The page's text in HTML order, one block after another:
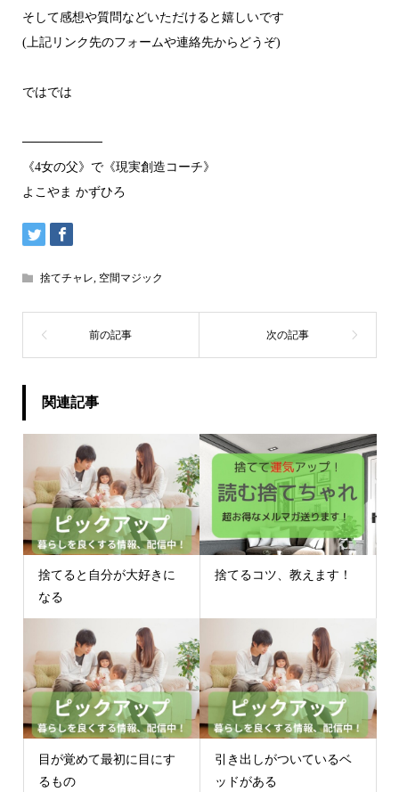
そして感想や質問などいただけると嬉しいです
(上記リンク先のフォームや連絡先からどうぞ)
ではでは
─────────
《4女の父》で《現実創造コーチ》
よこやま かずひろ
捨てチャレ, 空間マジック
関連記事
捨てると自分が大好きに
なる
捨てるコツ、教えます！
目が覚めて最初に目にす
るもの
引き出しがついているベ
ッドがある